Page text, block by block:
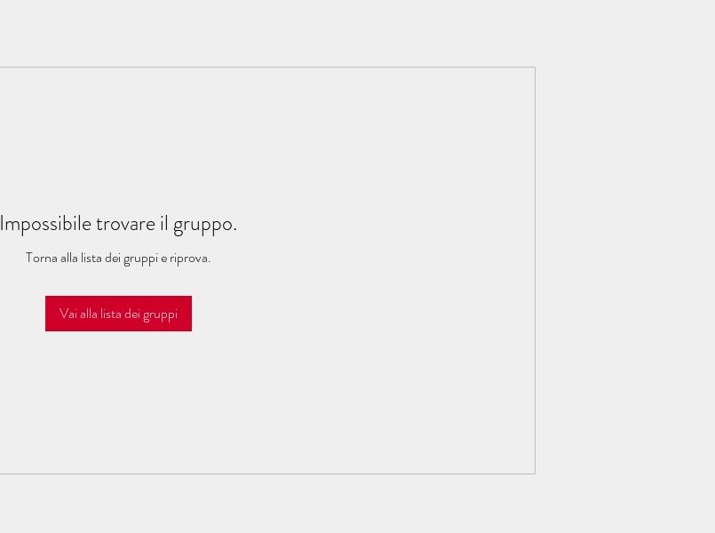
Impossibile trovare il gruppo.
Torna alla lista dei gruppi e riprova.
Vai alla lista dei gruppi